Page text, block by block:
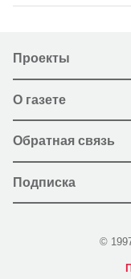
Проекты
О газете
Обратная связь
Подписка
©